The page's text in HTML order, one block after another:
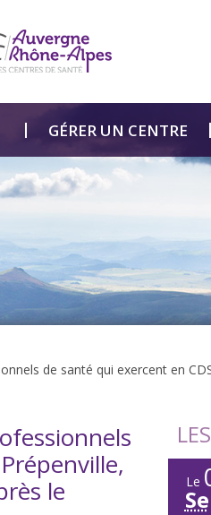
GÉRER UN CENTRE
de santé qui exercent en
le
Le